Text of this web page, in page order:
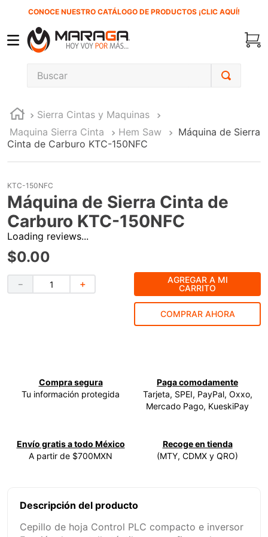
CONOCE NUESTRO CATÁLOGO DE PRODUCTOS ¡CLIC AQUÍ!
Buscar
Sierra Cintas y Maquinas
Maquina Sierra Cinta
Hem Saw
Máquina de Sierra
Cinta de Carburo KTC-150NFC
KTC-150NFC
Máquina de Sierra Cinta de
Carburo KTC-150NFC
Loading reviews...
$0.00
＋
－
AGREGAR A MI
CARRITO
COMPRAR AHORA
Compra segura
Tu información protegida
Paga comodamente
Tarjeta, SPEI, PayPal, Oxxo,
Mercado Pago, KueskiPay
Envío gratis a todo México
A partir de $700MXN
Recoge en tienda
(MTY, CDMX y QRO)
Descripción del producto
Cepillo de hoja Control PLC compacto e inversor
1.
carbones
2 .
inversora
5.
lenox
6
esmeriladora
-cut